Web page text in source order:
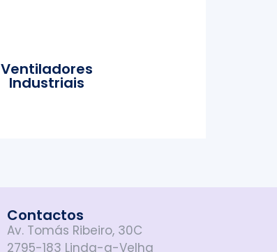
Ventiladores
Industriais
Contactos
Av. Tomás Ribeiro, 30C
2795-183 Linda-a-Velha